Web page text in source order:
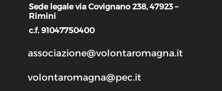
Sede legale via Covignano 238, 47923 –
Rimini
c.f. 91047750400
associazione@volontaromagna.it
volontaromagna@pec.it